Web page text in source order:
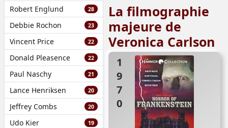
Robert Englund 28
Debbie Rochon 23
Vincent Price 22
Donald Pleasence 22
Paul Naschy 21
Lance Henriksen 20
Jeffrey Combs 20
Udo Kier 19
La filmographie
majeure de
Veronica Carlson
1970